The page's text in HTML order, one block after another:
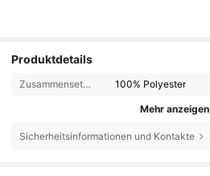
Produktdetails
Zusammensetzung: 100% Polyester
Mehr anzeigen
Sicherheitsinformationen und Kontakte